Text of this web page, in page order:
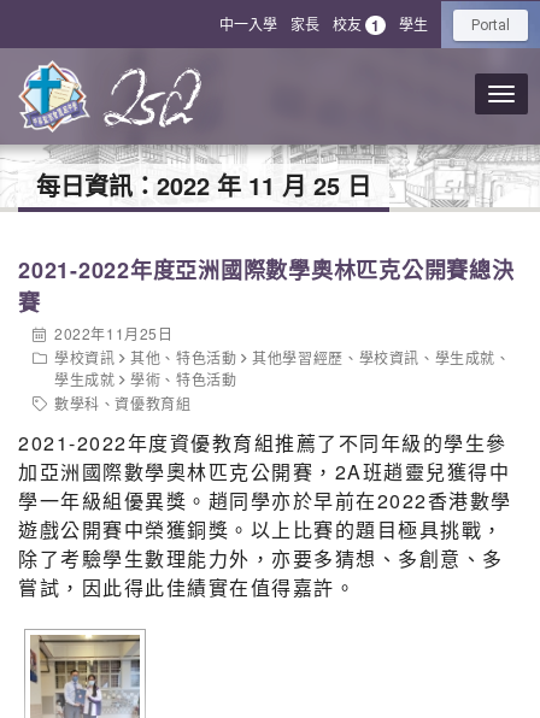
中一入學 家長 校友 1 學生 Portal
每日資訊： 2022 年 11 月 25 日
2021-2022年度亞洲國際數學奧林匹克公開賽總決
賽
2022年11月25日
學校資訊
其他 、特色活動 其他學習經歷 、 學校資訊 、 學生成就 、
學生成就
學術 、特色活動
數學科 、資優教育組
2021-2022年度資優教育組推薦了不同年級的學生參
加亞洲國際數學奧林匹克公開賽，2A班趙靈兒獲得中
學一年級組優異獎。趙同學亦於早前在2022香港數學
遊戲公開賽中榮獲銅獎。以上比賽的題目極具挑戰，
除了考驗學生數理能力外，亦要多猜想、多創意、多
嘗試，因此得此佳績實在值得嘉許。